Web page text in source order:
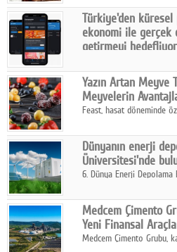
Türkiye'den küresel
ekonomi ile gerçek
getirmeyi hedefliyor
ekonomi ile gerçek dünya
kurmayı hedefleyen
Yazın Artan Meyve
Meyvelerin
Feast, hasat döneminde
pratik, güvenilir ve
Dünyanın enerji
Üniversitesi'nde
6. Dünya Enerji Depolama
sahipliğinde
Medcem Çimento
Yeni Finansal
Medcem Çimento Grubu,